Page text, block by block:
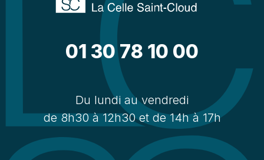
01 30 78 10 00
Du lundi au vendredi
de 8h30 à 12h30 et de 14h à 17h